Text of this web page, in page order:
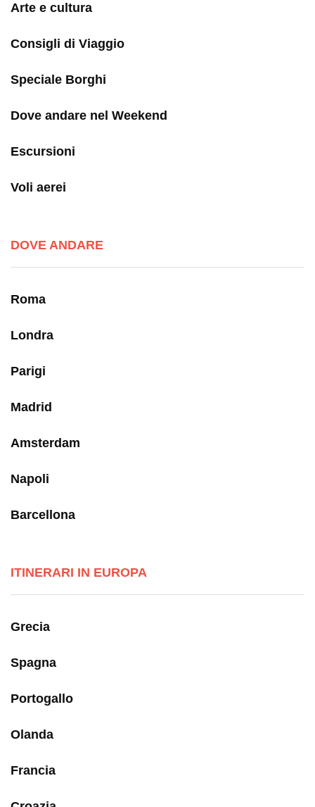
Arte e cultura
Consigli di Viaggio
Speciale Borghi
Dove andare nel Weekend
Escursioni
Voli aerei
DOVE ANDARE
Roma
Londra
Parigi
Madrid
Amsterdam
Napoli
Barcellona
ITINERARI IN EUROPA
Grecia
Spagna
Portogallo
Olanda
Francia